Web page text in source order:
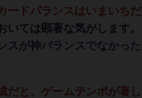
ードバランスはいまいちだ
いては顕著な気がします。
スが神バランスでなかっ
だと、ゲームテンポが著し